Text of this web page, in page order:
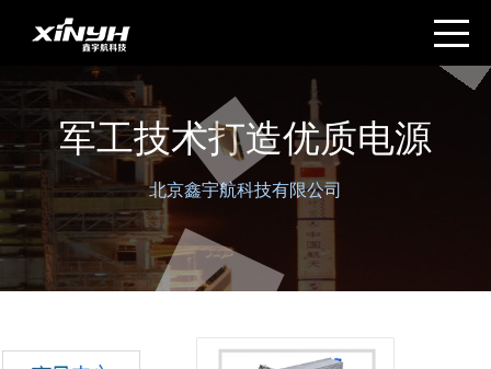
军工技术打造优质电源
北京鑫宇航科技有限公司